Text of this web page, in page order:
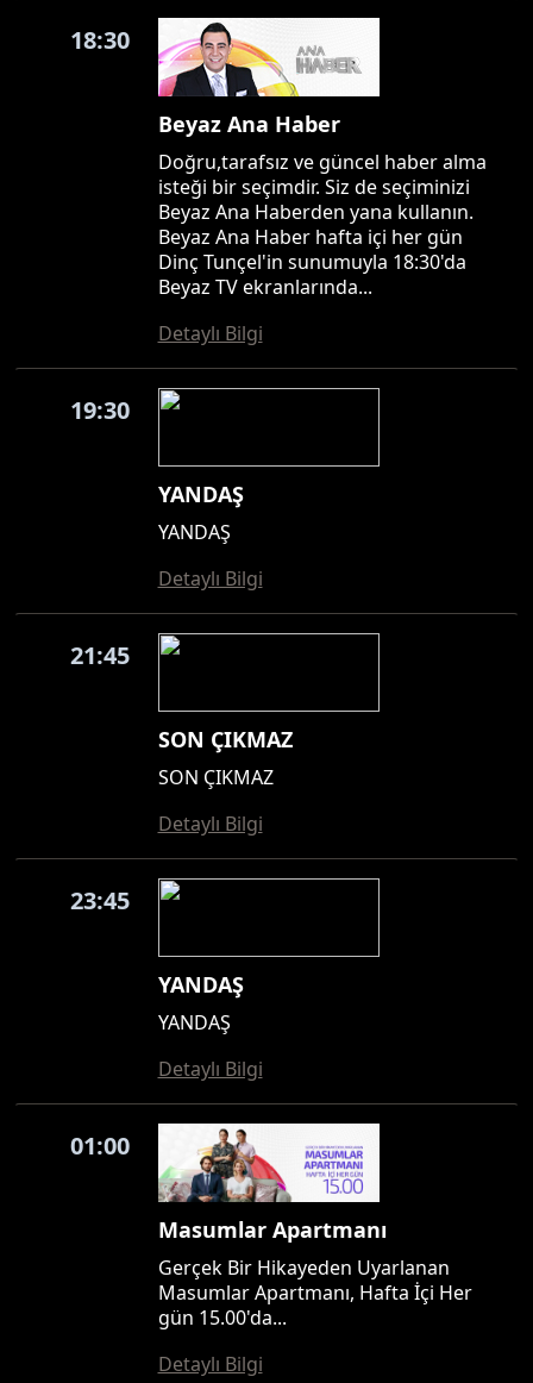
18:30
Beyaz Ana Haber
Doğru,tarafsız ve güncel haber alma
isteği bir seçimdir. Siz de seçiminizi
Beyaz Ana Haberden yana kullanın.
Beyaz Ana Haber hafta içi her gün
Dinç Tunçel'in sunumuyla 18:30'da
Beyaz TV ekranlarında...
Detaylı Bilgi
19:30
YANDAŞ
YANDAŞ
Detaylı Bilgi
21:45
SON ÇIKMAZ
SON ÇIKMAZ
Detaylı Bilgi
23:45
YANDAŞ
YANDAŞ
Detaylı Bilgi
01:00
Masumlar Apartmanı
Gerçek Bir Hikayeden Uyarlanan
Masumlar Apartmanı, Hafta İçi Her
gün 15.00'da...
Detaylı Bilgi